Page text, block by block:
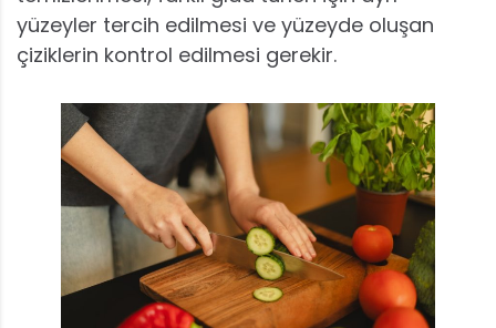
yüzeyler tercih edilmesi ve yüzeyde oluşan
çiziklerin kontrol edilmesi gerekir.